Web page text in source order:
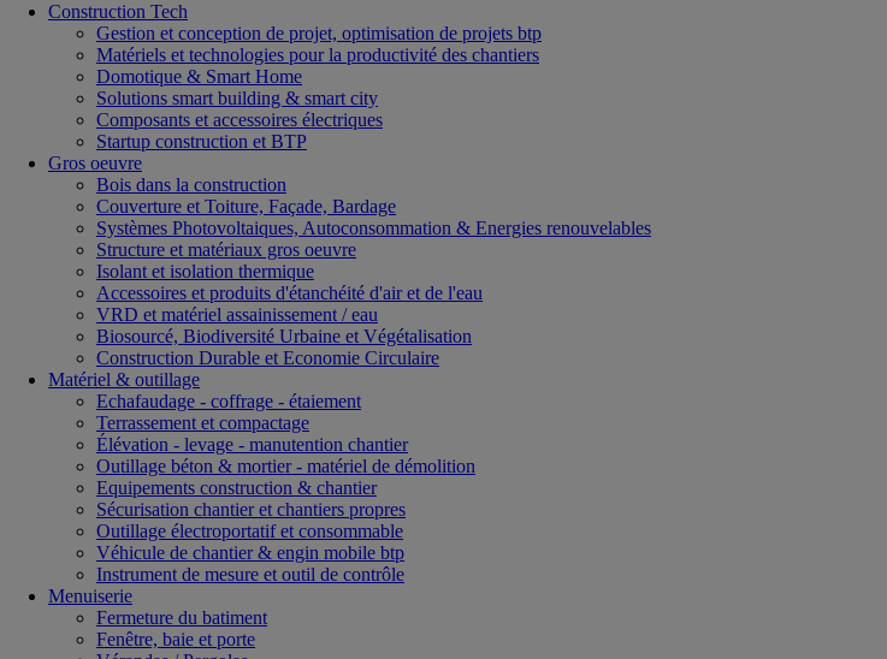
Construction Tech
Gestion et conception de projet, optimisation de projets btp
Matériels et technologies pour la productivité des chantiers
Domotique & Smart Home
Solutions smart building & smart city
Composants et accessoires électriques
Startup construction et BTP
Gros oeuvre
Bois dans la construction
Couverture et Toiture, Façade, Bardage
Systèmes Photovoltaiques, Autoconsommation & Energies renouvelables
Structure et matériaux gros oeuvre
Isolant et isolation thermique
Accessoires et produits d'étanchéité d'air et de l'eau
VRD et matériel assainissement / eau
Biosourcé, Biodiversité Urbaine et Végétalisation
Construction Durable et Economie Circulaire
Matériel & outillage
Echafaudage - coffrage - étaiement
Terrassement et compactage
Élévation - levage - manutention chantier
Outillage béton & mortier - matériel de démolition
Equipements construction & chantier
Sécurisation chantier et chantiers propres
Outillage électroportatif et consommable
Véhicule de chantier & engin mobile btp
Instrument de mesure et outil de contrôle
Menuiserie
Fermeture du batiment
Fenêtre, baie et porte